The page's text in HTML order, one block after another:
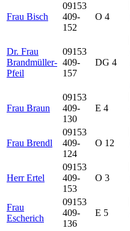
Frau Bisch
09153
409-
152
O 4
Dr. Frau
Brandmüller-
Pfeil
09153
409-
157
DG 4
Frau Braun
09153
409-
130
E 4
Frau Brendl
09153
409-
124
O 12
Herr Ertel
09153
409-
153
O 3
Frau
Escherich
09153
409-
136
E 5